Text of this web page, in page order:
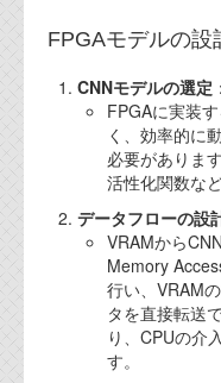
FPGAモデルの設
CNNモデルの選定 ：
FPGAに実装
く、効率的に
必要がありま
活性化関数な
データフローの設
VRAMから
Memory
行い、VRAM
タを直接転送
り、CPUの介
す。